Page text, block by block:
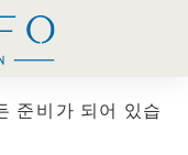
준비가 되어 있습